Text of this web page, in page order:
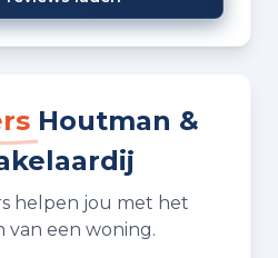
Houtman &
helpen jou met het
van een woning.